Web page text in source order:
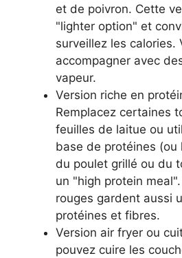
et de poivron. Cette
"lighter option" et
surveillez les calories.
accompagner avec
vapeur.
Version riche en
Remplacez certaines
feuilles de laitue ou
base de protéines
du poulet grillé ou du
un "high protein
rouges gardent aussi
protéines et fibres.
Version air fryer ou
pouvez cuire les